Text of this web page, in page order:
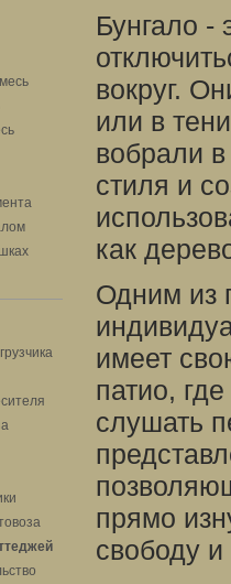
Бунгало -
вокруг.
или в
вобрали
стиля и
как
Одним из
имеет
патио,
слушать
прямо
свободу